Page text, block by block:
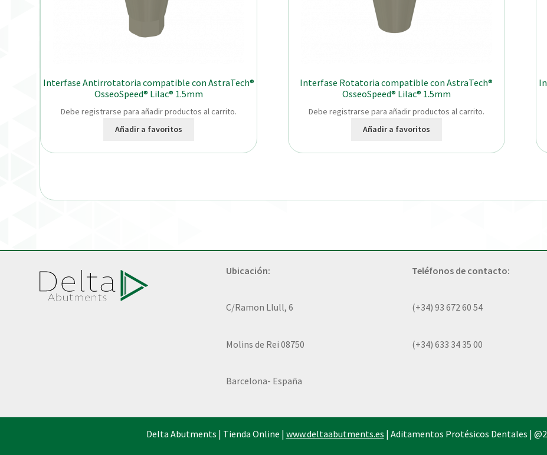
Interfase Antirrotatoria compatible con AstraTech®
OsseoSpeed® Lilac® 1.5mm
Debe registrarse para añadir productos al carrito.
Añadir a favoritos
Interfase Rotatoria compatible con AstraTech®
OsseoSpeed® Lilac® 1.5mm
Debe registrarse para añadir productos al carrito.
Añadir a favoritos
Ubicación:
C/Ramon Llull, 6
Molins de Rei 08750
Barcelona- España
Teléfonos de contacto:
(+34) 93 672 60 54
(+34) 633 34 35 00
Delta Abutments | Tienda Online | www.deltaabutments.es | Aditamentos Protésicos Dentales |